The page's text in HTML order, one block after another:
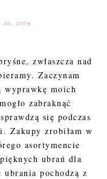
26, 2018
zwłaszcza nad
Zaczynam
wyprawkę moich
zabraknąć
się podczas
Zakupy zrobiłam w
asortymencie
ubrań dla
ubrania pochodzą z